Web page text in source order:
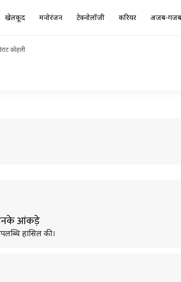
खेलकूद मनोरंजन टेक्नोलॉजी करियर अजब-गजब
कोहली
उनके आंकड़े
हासिल की।